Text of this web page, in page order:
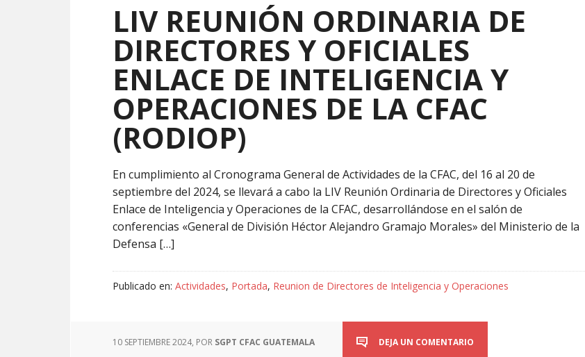
LIV REUNIÓN ORDINARIA DE
DIRECTORES Y OFICIALES
ENLACE DE INTELIGENCIA Y
OPERACIONES DE LA CFAC
(RODIOP)
En cumplimiento al Cronograma General de Actividades de la CFAC, del 16 al 20 de
septiembre del 2024, se llevará a cabo la LIV Reunión Ordinaria de Directores y Oficiales
Enlace de Inteligencia y Operaciones de la CFAC, desarrollándose en el salón de
conferencias «General de División Héctor Alejandro Gramajo Morales» del Ministerio de la
Defensa […]
Publicado en: Actividades, Portada, Reunion de Directores de Inteligencia y Operaciones
10 SEPTIEMBRE 2024, POR SGPT CFAC GUATEMALA DEJA UN COMENTARIO